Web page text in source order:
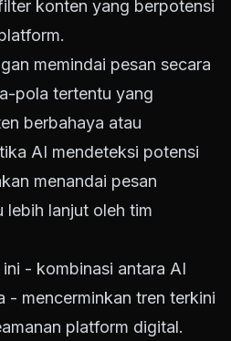
konten yang berpotensi
memindai pesan secara
pola tertentu yang
berbahaya atau
AI mendeteksi potensi
menandai pesan
lebih lanjut oleh tim
- kombinasi antara AI
- mencerminkan tren terkini
platform digital.